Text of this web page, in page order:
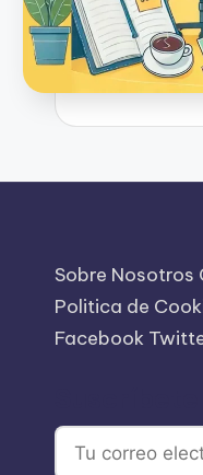
Sobre Nosotros
Politica de
Facebook